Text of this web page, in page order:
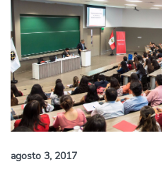
agosto 3, 2017